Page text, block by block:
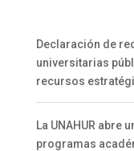
Declaración de
universitarias
recursos
La UNAHUR abre
programas